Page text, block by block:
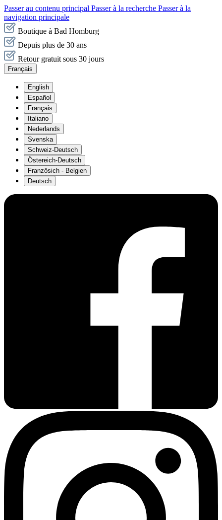
Passer au contenu principal Passer à la recherche Passer à la
navigation principale
Boutique à Bad Homburg
Depuis plus de 30 ans
Retour gratuit sous 30 jours
Français
English
Español
Français
Italiano
Nederlands
Svenska
Schweiz-Deutsch
Östereich-Deutsch
Französich - Belgien
Deutsch